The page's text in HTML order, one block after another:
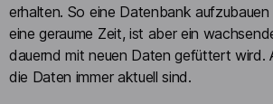
erhalten. So eine Datenbank
eine geraume Zeit, ist aber ein
dauernd mit neuen Daten gefüttert wird.
die Daten immer aktuell sind.